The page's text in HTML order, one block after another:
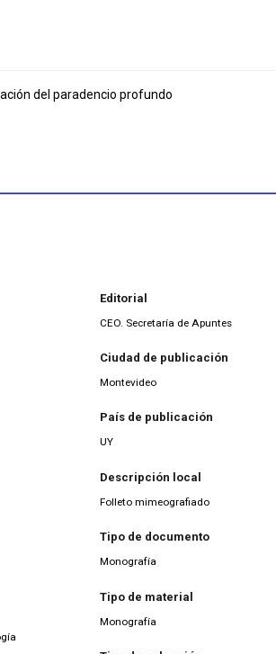
del paradencio profundo
Editorial
CEO. Secretaría de Apuntes
Ciudad de publicación
Montevideo
País de publicación
UY
Descripción local
Folleto mimeografiado
Tipo de documento
Monografía
Tipo de material
Monografía